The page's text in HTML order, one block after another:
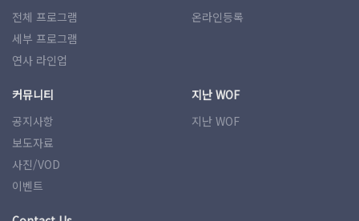
전체 프로그램
세부 프로그램
연사 라인업
온라인등록
커뮤니티
공지사항
보도자료
사진/VOD
이벤트
지난 WOF
지난 WOF